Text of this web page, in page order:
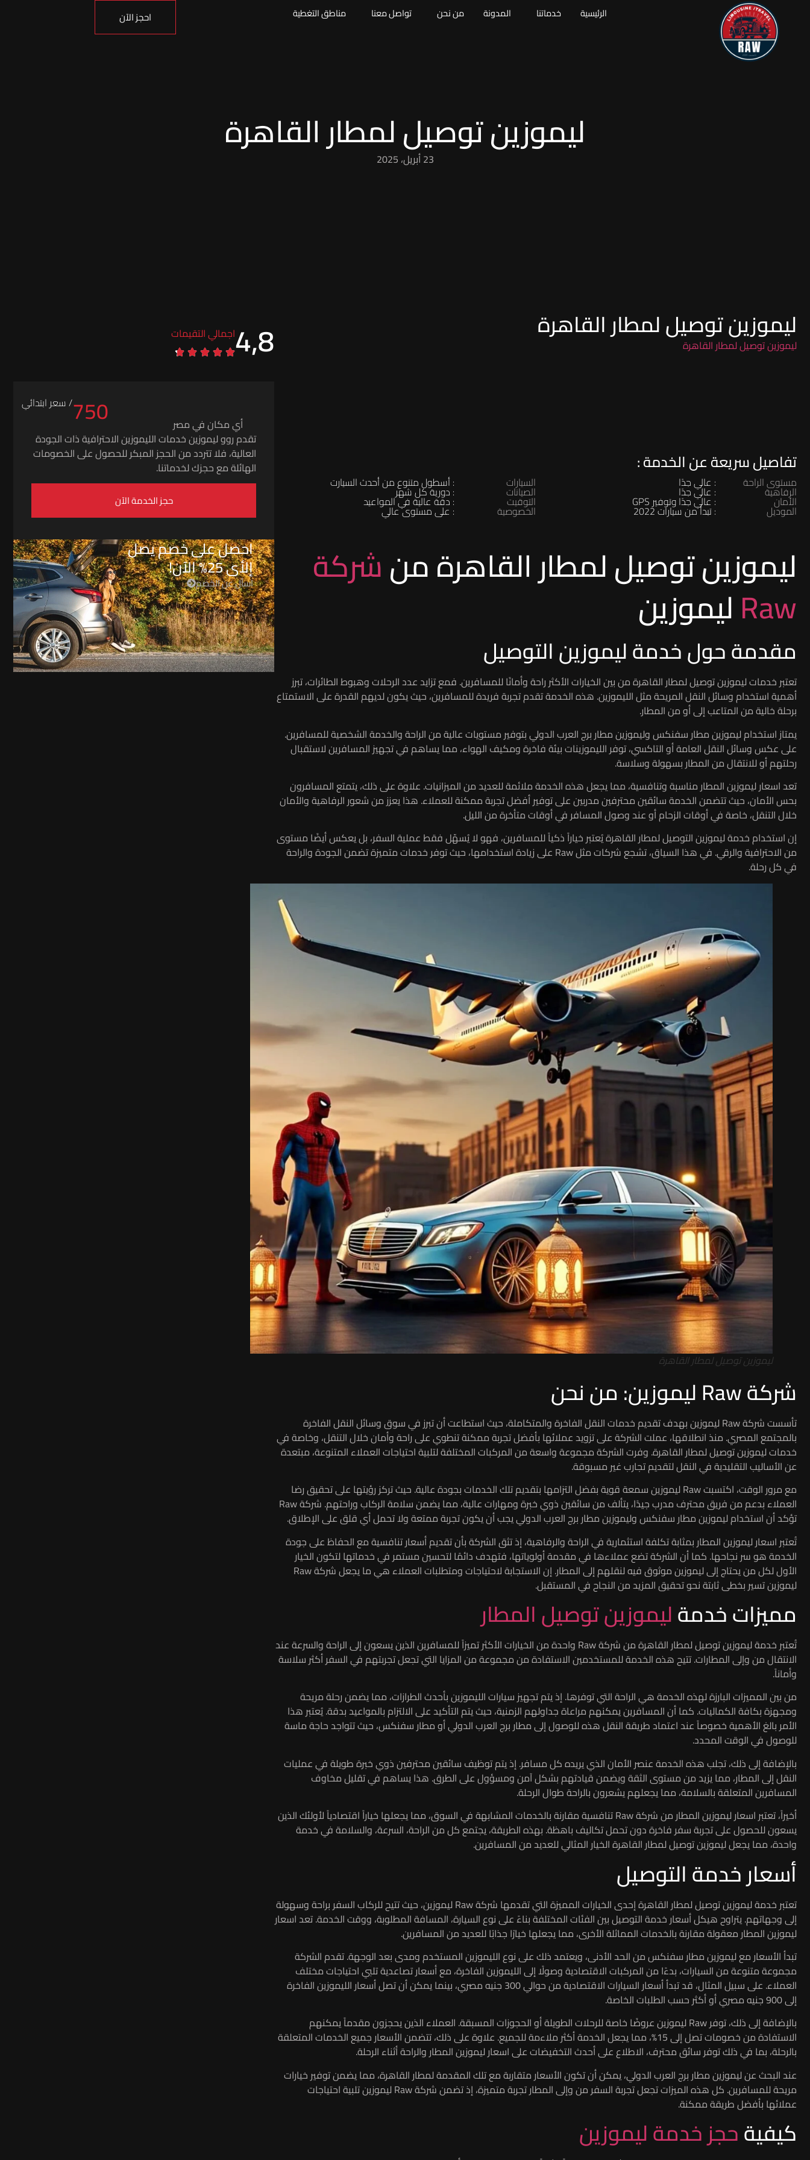
الرئيسية خدماتنا المدونة من نحن تواصل معنا مناطق التغطية احجز الآن
ليموزين توصيل لمطار القاهرة
23 أبريل، 2025
ليموزين توصيل لمطار القاهرة
ليموزين توصيل لمطار القاهرة
تفاصيل سريعة عن الخدمة :
مستوى الراحة : عالي جدًا
الرفاهية : عالي جدًا
الأمان : عالي جدًا وتوفير GPS
الموديل : تبدأ من سيارات 2022
السيارات : أسطول متنوع من أحدث السيارت
الصيانات : دورية كل شهر
التوقيت : دقة عالية في المواعيد
الخصوصية : على مستوى عالي
ليموزين توصيل لمطار القاهرة منشركة
Rawليموزين
مقدمة حول خدمة ليموزين التوصيل
تعتبر خدمات ليموزين توصيل لمطار القاهرة من بين الخيارات الأكثر راحة وأمانًا للمسافرين. فمع تزايد عدد الرحلات وهبوط الطائرات، تبرز
أهمية استخدام وسائل النقل المريحة مثل الليموزين. هذه الخدمة تقدم تجربة فريدة للمسافرين، حيث يكون لديهم القدرة على الاستمتاع
برحلة خالية من المتاعب إلى أو من المطار.
يمتاز استخدام ليموزين مطار سفنكس وليموزين مطار برج العرب الدولي بتوفير مستويات عالية من الراحة والخدمة الشخصية للمسافرين.
على عكس وسائل النقل العامة أو التاكسي، توفر الليموزينات بيئة فاخرة ومكيف الهواء، مما يساهم في تجهيز المسافرين لاستقبال
رحلتهم أو للانتقال من المطار بسهولة وسلاسة.
تعد اسعار ليموزين المطار مناسبة وتنافسية، مما يجعل هذه الخدمة ملائمة للعديد من الميزانيات. علاوة على ذلك، يتمتع المسافرون
بحس الأمان، حيث تتضمن الخدمة سائقين محترفين مدربين على توفير أفضل تجربة ممكنة للعملاء. هذا يعزز من شعور الرفاهية والأمان
خلال التنقل، خاصة في أوقات الزحام أو عند وصول المسافر في أوقات متأخرة من الليل.
إن استخدام خدمة ليموزين التوصيل لمطار القاهرة يُعتبر خياراً ذكياً للمسافرين، فهو لا يُسهّل فقط عملية السفر، بل يعكس أيضًا مستوى
من الاحترافية والرقي. في هذا السياق، تشجع شركات مثل Raw على زيادة استخدامها، حيث توفر خدمات متميزة تضمن الجودة والراحة
في كل رحلة.
ليموزين توصيل لمطار القاهرة
شركة Raw ليموزين: من نحن
تأسست شركة Raw ليموزين بهدف تقديم خدمات النقل الفاخرة والمتكاملة، حيث استطاعت أن تبرز في سوق وسائل النقل الفاخرة
بالمجتمع المصري. منذ انطلاقها، عملت الشركة على تزويد عملائها بأفضل تجربة ممكنة تنطوي على راحة وأمان خلال التنقل، وخاصة في
خدمات ليموزين توصيل لمطار القاهرة. وفرت الشركة مجموعة واسعة من المركبات المختلفة لتلبية احتياجات العملاء المتنوعة، مبتعدة
عن الأساليب التقليدية في النقل لتقديم تجارب غير مسبوقة.
مع مرور الوقت، اكتسبت Raw ليموزين سمعة قوية بفضل التزامها بتقديم تلك الخدمات بجودة عالية. حيث تركز رؤيتها على تحقيق رضا
العملاء بدعم من فريق محترف مدرب جيدًا، يتألف من سائقين ذوي خبرة ومهارات عالية، مما يضمن سلامة الركاب وراحتهم. شركة Raw
تؤكد أن استخدام ليموزين مطار سفنكس وليموزين مطار برج العرب الدولي يجب أن يكون تجربة ممتعة ولا تحمل أي قلق على الإطلاق.
تُعتبر اسعار ليموزين المطار بمثابة تكلفة استثمارية في الراحة والرفاهية، إذ تثق الشركة بأن تقديم أسعار تنافسية مع الحفاظ على جودة
الخدمة هو سر نجاحها. كما أن الشركة تضع عملاءها في مقدمة أولوياتها، فتهدف دائمًا لتحسين مستمر في خدماتها لتكون الخيار
الأول لكل من يحتاج إلى ليموزين موثوق فيه لنقلهم إلى المطار. إن الاستجابة لاحتياجات ومتطلبات العملاء هي ما يجعل شركة Raw
ليموزين تسير بخطى ثابتة نحو تحقيق المزيد من النجاح في المستقبل.
مميزات خدمةليموزين توصيل المطار
تُعتبر خدمة ليموزين توصيل لمطار القاهرة من شركة Raw واحدة من الخيارات الأكثر تميزاً للمسافرين الذين يسعون إلى الراحة والسرعة عند
الانتقال من وإلى المطارات. تتيح هذه الخدمة للمستخدمين الاستفادة من مجموعة من المزايا التي تجعل تجربتهم في السفر أكثر سلاسة
وأماناً.
من بين المميزات البارزة لهذه الخدمة هي الراحة التي توفرها. إذ يتم تجهيز سيارات الليموزين بأحدث الطرازات، مما يضمن رحلة مريحة
ومجهزة بكافة الكماليات. كما أن المسافرين يمكنهم مراعاة جداولهم الزمنية، حيث يتم التأكيد على الالتزام بالمواعيد بدقة. يُعتبر هذا
الأمر بالغ الأهمية خصوصاً عند اعتماد طريقة النقل هذه للوصول إلى مطار برج العرب الدولي أو مطار سفنكس، حيث تتواجد حاجة ماسة
للوصول في الوقت المحدد.
بالإضافة إلى ذلك، تجلب هذه الخدمة عنصر الأمان الذي يريده كل مسافر. إذ يتم توظيف سائقين محترفين ذوي خبرة طويلة في عمليات
النقل إلى المطار، مما يزيد من مستوى الثقة ويضمن قيادتهم بشكل آمن ومسؤول على الطرق. هذا يساهم في تقليل مخاوف
المسافرين المتعلقة بالسلامة، مما يجعلهم يشعرون بالراحة طوال الرحلة.
أخيراً، تعتبر اسعار ليموزين المطار من شركة Raw تنافسية مقارنة بالخدمات المشابهة في السوق، مما يجعلها خياراً اقتصادياً لأولئك الذين
يسعون للحصول على تجربة سفر فاخرة دون تحمل تكاليف باهظة. بهذه الطريقة، يجتمع كل من الراحة، السرعة، والسلامة في خدمة
واحدة، مما يجعل ليموزين توصيل لمطار القاهرة الخيار المثالي للعديد من المسافرين.
أسعار خدمة التوصيل
تعتبر خدمة ليموزين توصيل لمطار القاهرة إحدى الخيارات المميزة التي تقدمها شركة Raw ليموزين، حيث تتيح للركاب السفر براحة وسهولة
إلى وجهاتهم. يتراوح هيكل أسعار خدمة التوصيل بين الفئات المختلفة بناءً على نوع السيارة، المسافة المطلوبة، ووقت الخدمة. تعد اسعار
ليموزين المطار معقولة مقارنة بالخدمات المماثلة الأخرى، مما يجعلها خيارًا جذابًا للعديد من المسافرين.
تبدأ الأسعار مع ليموزين مطار سفنكس من الحد الأدنى، ويعتمد ذلك على نوع الليموزين المستخدم ومدى بعد الوجهة. تقدم الشركة
مجموعة متنوعة من السيارات، بدءًا من المركبات الاقتصادية وصولًا إلى الليموزين الفاخرة، مع أسعار تصاعدية تلبي احتياجات مختلف
العملاء. على سبيل المثال، قد تبدأ أسعار السيارات الاقتصادية من حوالي 300 جنيه مصري، بينما يمكن أن تصل أسعار الليموزين الفاخرة
إلى 900 جنيه مصري أو أكثر حسب الطلبات الخاصة.
بالإضافة إلى ذلك، توفر Raw ليموزين عروضًا خاصة للرحلات الطويلة أو الحجوزات المسبقة. العملاء الذين يحجزون مقدماً يمكنهم
الاستفادة من خصومات تصل إلى 15%، مما يجعل الخدمة أكثر ملاءمة للجميع. علاوة على ذلك، تتضمن الأسعار جميع الخدمات المتعلقة
بالرحلة، بما في ذلك توفر سائق محترف، الاطلاع على أحدث التخفيضات على اسعار ليموزين المطار والراحة أثناء الرحلة.
عند البحث عن ليموزين مطار برج العرب الدولي، يمكن أن تكون الأسعار متقاربة مع تلك المقدمة لمطار القاهرة، مما يضمن توفير خيارات
مريحة للمسافرين. كل هذه الميزات تجعل تجربة السفر من وإلى المطار تجربة متميزة، إذ تضمن شركة Raw ليموزين تلبية احتياجات
عملائها بأفضل طريقة ممكنة.
كيفيةحجز خدمة ليموزين
4,8اجمالي التقيمات
750/ سعر ابتدائي
أي مكان في مصر
تقدم روو ليموزين خدمات الليموزين الاحترافية ذات الجودة
العالية، فلا تتردد من الحجز المبكر للحصول على الخصومات
الهائلة مع حجزك لخدماتنا.
حجز الخدمة الآن
احصل على خصم يصل
إلأى 25% الآن!
اسأل عن الخصم